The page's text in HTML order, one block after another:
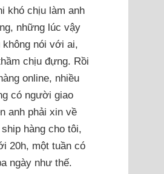
khó chịu làm anh
những lúc vậy
không nói với ai,
chịu đựng. Rồi
online, nhiều
có người giao
anh phải xin về
hàng cho tôi,
20h, một tuần có
ngày như thế.